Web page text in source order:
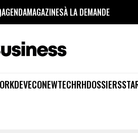
AGENDAMAGAZINESÀ LA DEMANDE
DEVECONEWTECHRHDOSSIERS